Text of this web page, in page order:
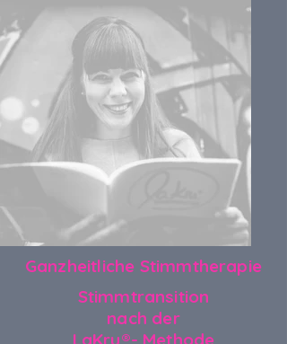
Ganzheitliche Stimmtherapie
Stimmtransition
nach der
LaKru®- Methode